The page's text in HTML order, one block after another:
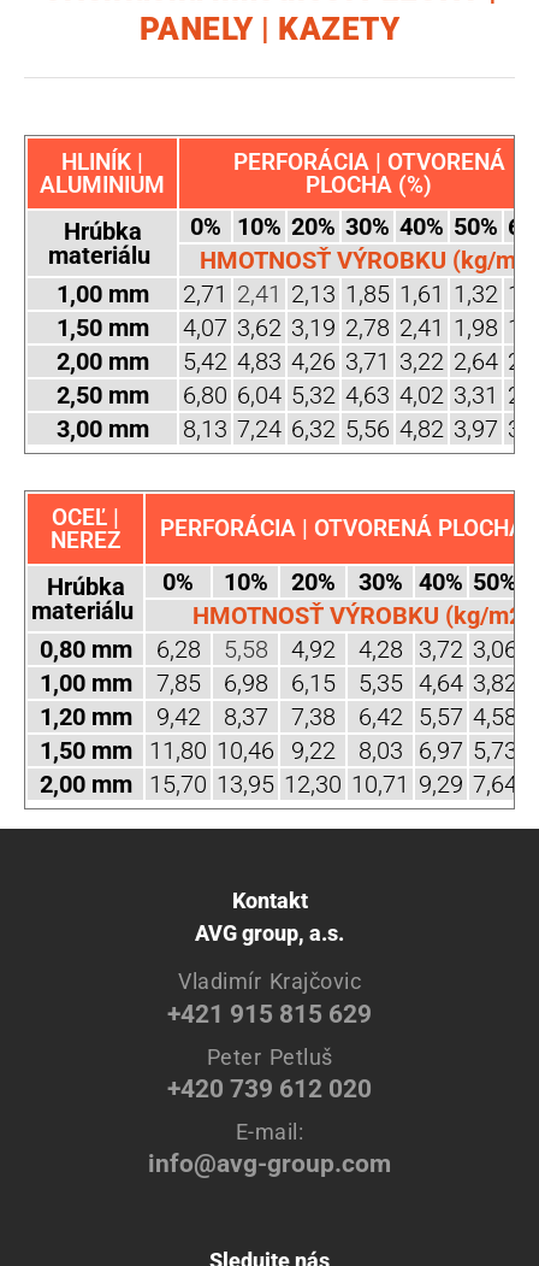
PANELY | KAZETY
HLINÍK |
ALUMINIUM
PERFORÁCIA | OTVORENÁ
PLOCHA (%)
Hrúbka
materiálu
0% 10% 20% 30% 40% 50%
HMOTNOSŤ VÝROBKU (kg/m2)
1,00 mm
2,71 2,41 2,13 1,85 1,61 1,32
1,50 mm
4,07 3,62 3,19 2,78 2,41 1,98
2,00 mm
5,42 4,83 4,26 3,71 3,22 2,64
2,50 mm
6,80 6,04 5,32 4,63 4,02 3,31
3,00 mm
8,13 7,24 6,32 5,56 4,82 3,97
OCEĽ |
NEREZ
PERFORÁCIA | OTVORENÁ PLOCHA
Hrúbka
materiálu
0% 10% 20% 30% 40% 50%
HMOTNOSŤ VÝROBKU (kg/m2)
0,80 mm
6,28 5,58 4,92 4,28 3,72 3,06
1,00 mm
7,85 6,98 6,15 5,35 4,64 3,82
1,20 mm
9,42 8,37 7,38 6,42 5,57 4,58
1,50 mm
11,80 10,46 9,22 8,03 6,97 5,73
2,00 mm
15,70 13,95 12,30 10,71 9,29 7,64
Kontakt
AVG group, a.s.
Vladimír Krajčovic
+421 915 815 629
Peter Petluš
+420 739 612 020
E-mail:
info@avg-group.com
Sledujte nás